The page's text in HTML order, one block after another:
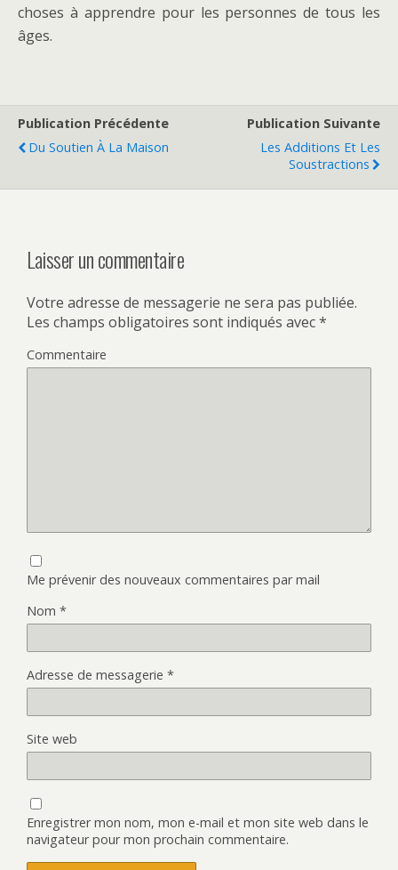
choses à apprendre pour les personnes de tous les
âges.
Publication Précédente
Du Soutien À La Maison
Publication Suivante
Les Additions Et Les
Soustractions
Laisser un commentaire
Votre adresse de messagerie ne sera pas publiée.
Les champs obligatoires sont indiqués avec*
Commentaire
Me prévenir des nouveaux commentaires par mail
Nom *
Adresse de messagerie *
Site web
Enregistrer mon nom, mon e-mail et mon site web dans le
navigateur pour mon prochain commentaire.